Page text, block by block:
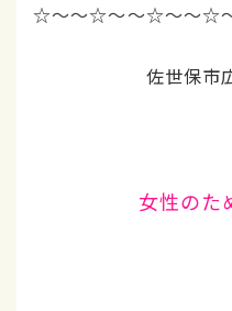
☆～～☆～～☆～～☆
佐世保市広田
女性のための